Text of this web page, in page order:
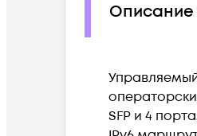
Описание
SFP и 4